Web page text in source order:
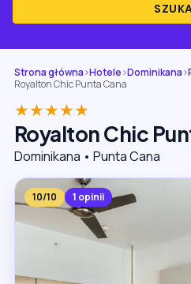
Strona główna›Hotele›Dominikana›
Royalton Chic Punta Cana
★★★★★
Royalton Chic
Dominikana • Punta Cana
10/10 1 opinii